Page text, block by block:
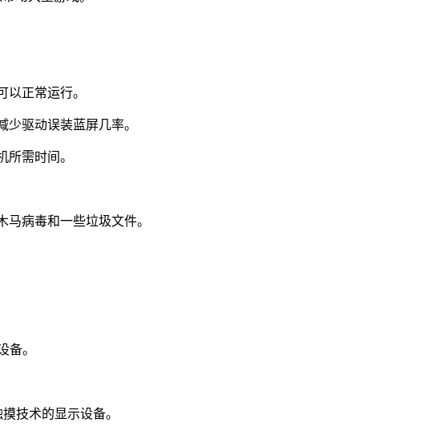
正常运行。
驱动误装蓝屏几率。
需时间。
病毒和一些垃圾文件。
。
技术的显示设备。